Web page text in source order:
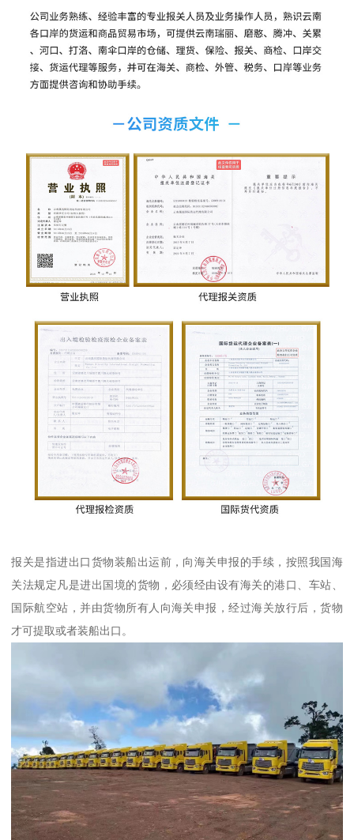
报关是指进出口货物装船出运前，向海关申报的手续，按照我国海
关法规定凡是进出国境的货物，必须经由设有海关的港口、车站、
国际航空站，并由货物所有人向海关申报，经过海关放行后，货物
才可提取或者装船出口。